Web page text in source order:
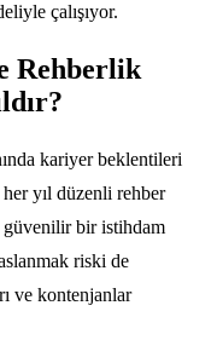
çalışıyor.
Rehberlik
kariyer beklentileri
yıl düzenli rehber
güvenilir bir istihdam
riski de
ve kontenjanlar